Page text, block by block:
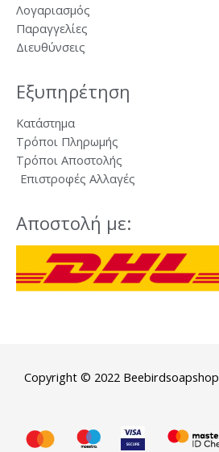
Λογαριασμός
Παραγγελίες
Διευθύνσεις
Εξυπηρέτηση
Κατάστημα
Τρόποι Πληρωμής
Τρόποι Αποστολής
Επιστροφές Αλλαγές
Αποστολή με:
Copyright © 2022 Beebirdsoapshop